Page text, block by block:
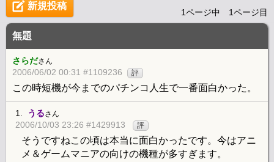
新規投稿
1ページ中 1ページ目
無題
さらださん
2006/06/02 00:31 #1109236 評
この時短機が今までのパチンコ人生で一番面白かった。
1. うるさん
2006/10/03 23:26 #1429913 評
そうですねこの頃は本当に面白かったです。今はアニ
メ＆ゲームマニアの向けの機種が多すぎます。